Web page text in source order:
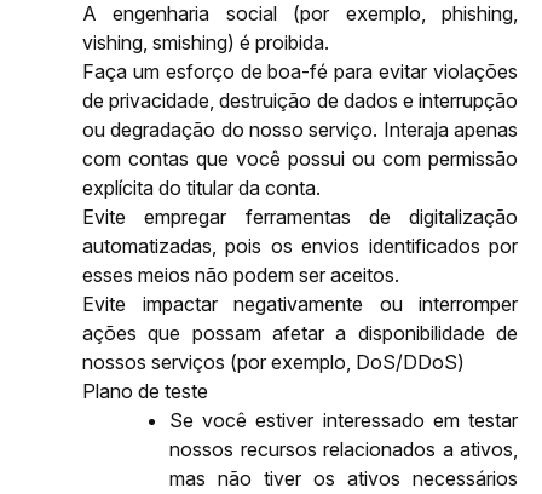
A engenharia social (por exemplo, phishing,
vishing, smishing) é proibida.
Faça um esforço de boa-fé para evitar violações
de privacidade, destruição de dados e interrupção
ou degradação do nosso serviço. Interaja apenas
com contas que você possui ou com permissão
explícita do titular da conta.
Evite empregar ferramentas de digitalização
automatizadas, pois os envios identificados por
esses meios não podem ser aceitos.
Evite impactar negativamente ou interromper
ações que possam afetar a disponibilidade de
nossos serviços (por exemplo, DoS/DDoS)
Plano de teste
Se você estiver interessado em testar
nossos recursos relacionados a ativos,
mas não tiver os ativos necessários